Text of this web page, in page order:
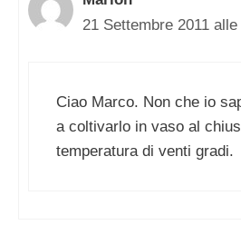
21 Settembre 2011
Ciao Marco. Non che io
a coltivarlo in vaso al
temperatura di venti gradi.